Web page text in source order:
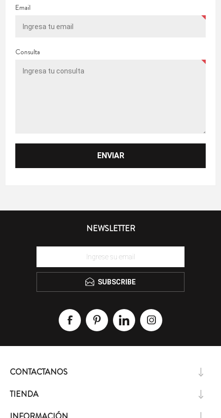
Email
Consulta
NEWSLETTER
SUBSCRIBE
CONTACTANOS
TIENDA